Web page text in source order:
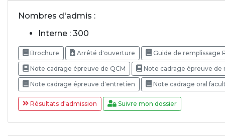
Nombres d'admis :
Interne : 300
Brochure Arrêté d'ouverture Guide de remplissage
Note cadrage épreuve de QCM Note cadrage épreuve de
Note cadrage épreuve d'entretien Note cadrage oral
Résultats d'admission Suivre mon dossier